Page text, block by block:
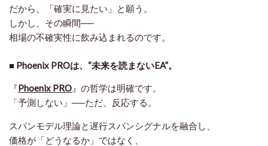
だから、「確実に見たい」と願う。
しかし、その瞬間──
相場の不確実性に飲み込まれるのです。
■ Phoenix PROは、“未来を読まないEA”。
『Phoenix PRO 』の哲学は明確です。
「予測しない」──ただ、反応する。
スパンモデル理論と遅行スパンシグナルを融合し、
価格が「どうなるか」ではなく、